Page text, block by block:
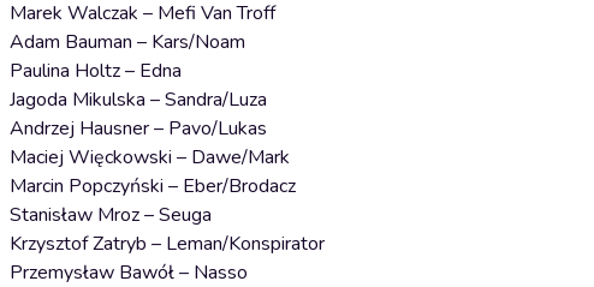
Marek Walczak – Mefi Van Troff
Adam Bauman – Kars/Noam
Paulina Holtz – Edna
Jagoda Mikulska – Sandra/Luza
Andrzej Hausner – Pavo/Lukas
Maciej Więckowski – Dawe/Mark
Marcin Popczyński – Eber/Brodacz
Stanisław Mroz – Seuga
Krzysztof Zatryb – Leman/Konspirator
Przemysław Bawół – Nasso